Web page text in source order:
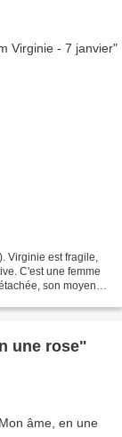
Virginie est fragile,
C'est une femme
son moyen
une rose"